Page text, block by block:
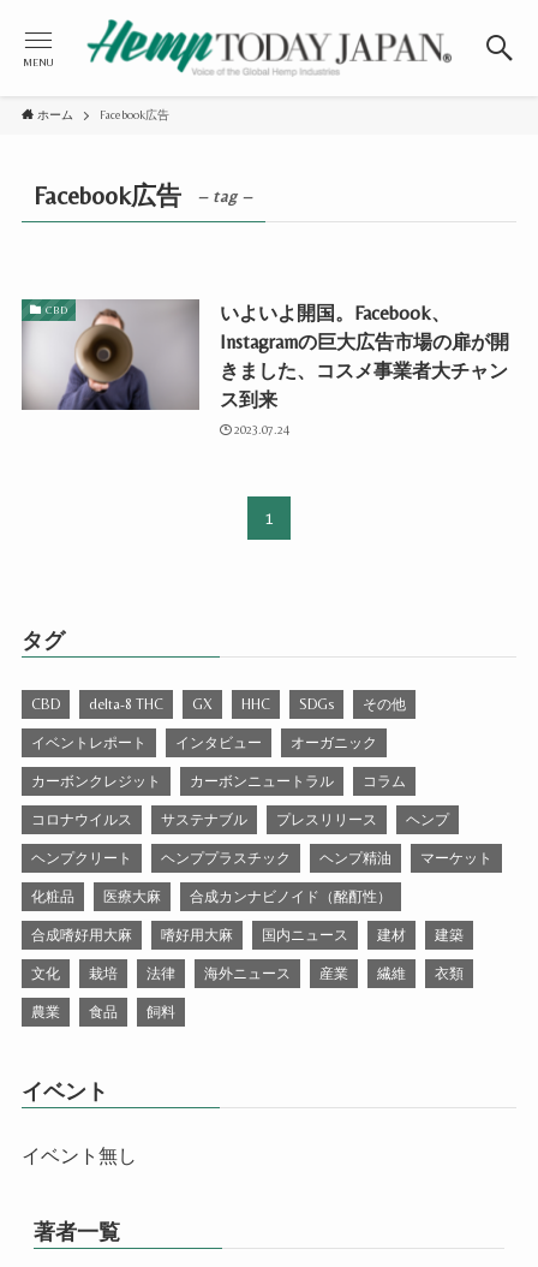
MENU
ホーム Facebook広告
Facebook広告 – tag –
CBD
いよいよ開国。Facebook、
Instagramの巨大広告市場の扉が開
きました、コスメ事業者大チャン
ス到来
2023.07.24
1
タグ
CBD delta-8 THC GX HHC SDGs その他
イベントレポート インタビュー オーガニック
カーボンクレジット カーボンニュートラル コラム
コロナウイルス サステナブル プレスリリース ヘンプ
ヘンプクリート ヘンププラスチック ヘンプ精油 マーケット
化粧品 医療大麻 合成カンナビノイド（酩酊性）
合成嗜好用大麻 嗜好用大麻 国内ニュース 建材 建築
文化 栽培 法律 海外ニュース 産業 繊維 衣類
農業 食品 飼料
イベント
イベント無し
著者一覧